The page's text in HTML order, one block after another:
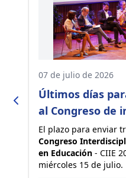
07 de julio de 2026
Últimos días
al Congreso de
educativa más
El plazo para enviar
Congreso
en Educación - CIIE
miércoles 15 de julio.